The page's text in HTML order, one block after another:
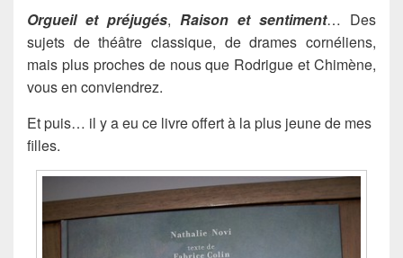
Orgueil et préjugés, Raison et sentiment… Des
sujets de théâtre classique, de drames cornéliens,
mais plus proches de nous que Rodrigue et Chimène,
vous en conviendrez.
Et puis… il y a eu ce livre offert à la plus jeune de mes
filles.